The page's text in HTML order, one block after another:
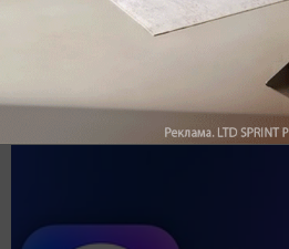
Обзор вертикального
Pro: гибкий подход к уборке